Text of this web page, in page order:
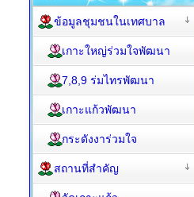
ข้อมูลชุมชนในเทศบาล
เกาะใหญ่ร่วมใจพัฒนา
7,8,9 ร่มไทรพัฒนา
เกาะแก้วพัฒนา
กระดังงาร่วมใจ
สถานที่สำคัญ